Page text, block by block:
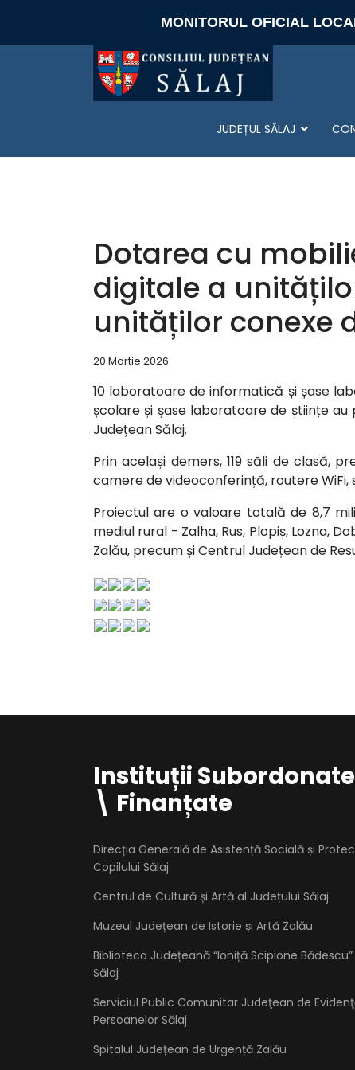
MONITORUL OFICIAL
JUDEȚUL SĂLAJ
Dotarea cu
digitale a
unităților conexe
20 Martie 2026
10 laboratoare de informatică și șase
școlare și șase laboratoare de științe
Județean Sălaj.
Prin același demers, 119 săli de clasă,
camere de videoconferință, routere
Proiectul are o valoare totală de 8,7
mediul rural - Zalha, Rus, Plopiș, Lozna,
Zalău, precum și Centrul Județean de
Instituții Subordonate
\ Finanțate
Direcția Generală de Asistență Socială și
Copilului Sălaj
Centrul de Cultură și Artă al Județului Sălaj
Muzeul Județean de Istorie și Artă Zalău
Biblioteca Județeană “Ioniță Scipione Bădescu”
Sălaj
Serviciul Public Comunitar Judeţean de
Persoanelor Sălaj
Spitalul Județean de Urgență Zalău